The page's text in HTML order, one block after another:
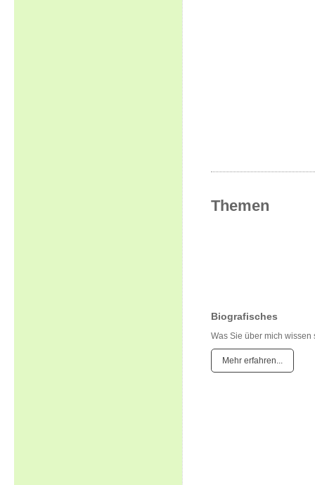
Themen
Biografisches
Was Sie über mich wissen
Mehr erfahren...